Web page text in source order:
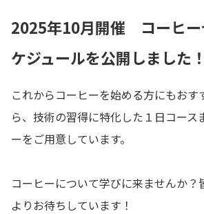
2025年10月開催 コーヒー
ケジュールを公開しました！
これからコーヒーを始める方にもおす
ら、技術の習得に特化した１日コース
ーをご用意しています。
コーヒーについて学びに来ませんか
よりお待ちしています！